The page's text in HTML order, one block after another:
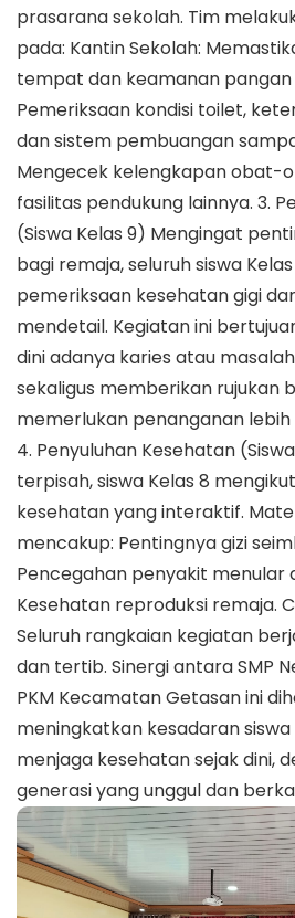
prasarana sekolah. Tim
pada: Kantin Sekolah:
tempat dan keamanan pangan
Pemeriksaan kondisi toilet,
dan sistem pembuangan
Mengecek kelengkapan obat-
fasilitas pendukung lainnya. 3.
(Siswa Kelas 9) Mengingat
bagi remaja, seluruh siswa
pemeriksaan kesehatan gigi
mendetail. Kegiatan ini
dini adanya karies atau
sekaligus memberikan rujukan
memerlukan penanganan lebih
4. Penyuluhan Kesehatan
terpisah, siswa Kelas 8
kesehatan yang interaktif.
mencakup: Pentingnya gizi
Pencegahan penyakit menular
Kesehatan reproduksi remaja.
Seluruh rangkaian kegiatan
dan tertib. Sinergi antara SMP
PKM Kecamatan Getasan ini
meningkatkan kesadaran
menjaga kesehatan sejak dini,
generasi yang unggul dan